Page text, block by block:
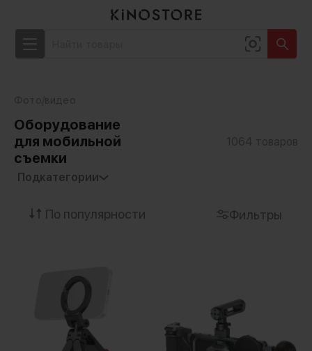
Оборудование
для мобильной
съемки
Фильтры